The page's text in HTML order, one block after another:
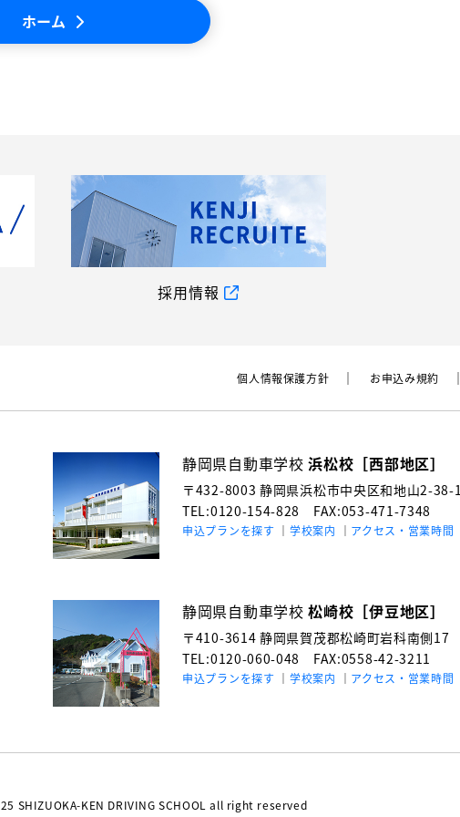
ホーム
採用情報
個⼈情報保護⽅針 お申込み規約
静岡県自動車学校浜松校［西部地区］
〒432-8003 静岡県浜松市中央区和地山2-38-1
TEL:0120-154-828 FAX:053-471-7348
申込プランを探す 学校案内 アクセス・営業時間
静岡県自動車学校松崎校［伊豆地区］
〒410-3614 静岡県賀茂郡松崎町岩科南側17
TEL:0120-060-048 FAX:0558-42-3211
申込プランを探す 学校案内 アクセス・営業時間
SHIZUOKA-KEN DRIVING SCHOOL all right reserved